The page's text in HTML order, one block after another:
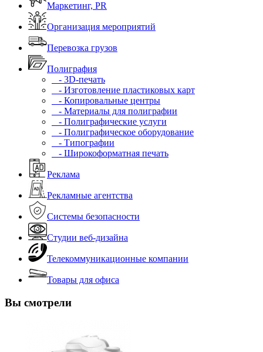
Маркетинг, PR
Организация мероприятий
Перевозка грузов
Полиграфия
- 3D-печать
- Изготовление пластиковых карт
- Копировальные центры
- Материалы для полиграфии
- Полиграфические услуги
- Полиграфическое оборудование
- Типографии
- Широкоформатная печать
Реклама
Рекламные агентства
Системы безопасности
Студии веб-дизайна
Телекоммуникационные компании
Товары для офиса
Вы смотрели